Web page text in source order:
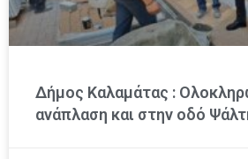
Δήμος Καλαμάτας :
ανάπλαση και στην οδό